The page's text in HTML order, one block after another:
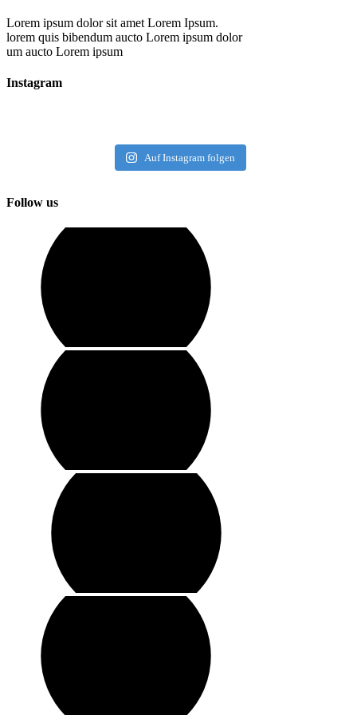
Lorem ipsum dolor sit amet Lorem Ipsum.
lorem quis bibendum aucto Lorem ipsum dolor
um aucto Lorem ipsum
Instagram
Auf Instagram folgen
Follow us